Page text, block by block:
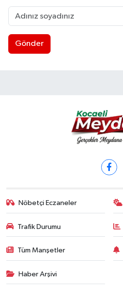
Gönder
Nöbetçi Eczaneler
Trafik Durumu
Tüm Manşetler
Haber Arşivi